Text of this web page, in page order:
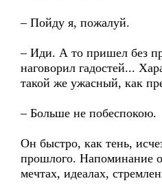
– Пойду я, пожалуй.
– Иди. А то пришел без
наговорил гадостей...
такой же ужасный, как
– Больше не побеспокою.
Он быстро, как тень,
прошлого. Напоминание
мечтах, идеалах,